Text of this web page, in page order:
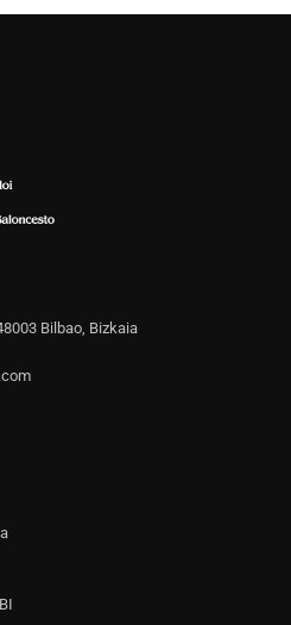
Bilbao, Bizkaia